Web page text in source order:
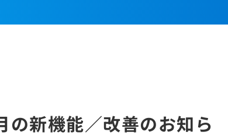
新機能／改善のお知ら